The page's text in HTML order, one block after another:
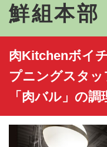
鮮組本
肉Kitchenボイ
プニングスタッ
「肉バル」の調